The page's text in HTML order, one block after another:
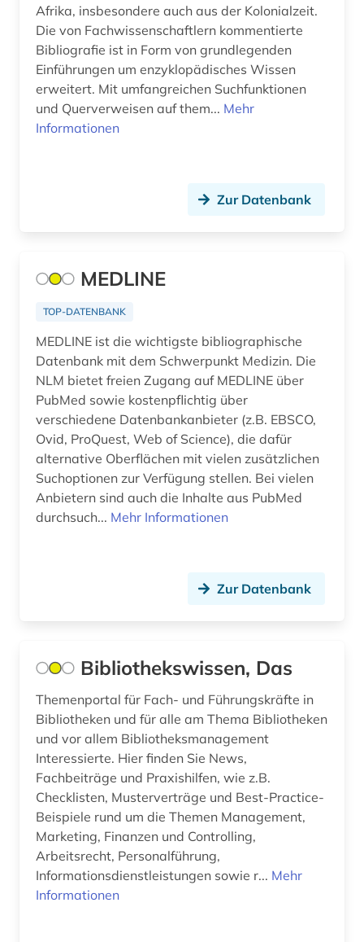
aquakultur (10)
aquarell (1)
arabisch (6)
arabische schrift (1)
arbeitsbedingungen und -politik (1)
arbeitsfeld (1)
arbeitsgestaltung (1)
arbeitslosigkeit (1)
arbeitsmarkt (2)
arbeitsmarktforschung (2)
arbeitssicherheit (2)
arbeitstherapie (1)
architekt (1)
architektur (29)
architekturgeschichte (2)
architekturzeitschrift (1)
Schleswig-Holstein (4)
Schweden (53)
Schweiz (25)
Suedamerika (12)
Suedasien (5)
Suedostasien (3)
Suedosteuropa (7)
Thueringen (5)
Tschechische Republik (20)
Tuerkei (6)
USA (46)
Vatikanstadt (1)
Afrika, insbesondere auch aus der Kolonialzeit.
Die von Fachwissenschaftlern kommentierte
Bibliografie ist in Form von grundlegenden
Einführungen um enzyklopädisches Wissen
erweitert. Mit umfangreichen Suchfunktionen
und Querverweisen auf them... Mehr
Informationen
Zur Datenbank
MEDLINE
TOP-DATENBANK
MEDLINE ist die wichtigste bibliographische
Datenbank mit dem Schwerpunkt Medizin. Die
NLM bietet freien Zugang auf MEDLINE über
PubMed sowie kostenpflichtig über
verschiedene Datenbankanbieter (z.B. EBSCO,
Ovid, ProQuest, Web of Science), die dafür
alternative Oberflächen mit vielen zusätzlichen
Suchoptionen zur Verfügung stellen. Bei vielen
Anbietern sind auch die Inhalte aus PubMed
durchsuch... Mehr Informationen
Zur Datenbank
Bibliothekswissen, Das
Themenportal für Fach- und Führungskräfte in
Bibliotheken und für alle am Thema Bibliotheken
und vor allem Bibliotheksmanagement
Interessierte. Hier finden Sie News,
Fachbeiträge und Praxishilfen, wie z.B.
Checklisten, Musterverträge und Best-Practice-
Beispiele rund um die Themen Management,
Marketing, Finanzen und Controlling,
Arbeitsrecht, Personalführung,
Informationsdienstleistungen sowie r... Mehr
Informationen